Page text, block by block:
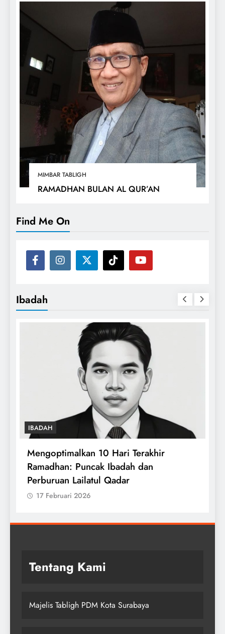
MIMBAR TABLIGH
RAMADHAN BULAN AL QUR’AN
Find Me On
Ibadah
IBADAH
Tuntaskan Qiyamu Ramadhan dan
Witirmu Bersama Imam
17 Februari 2026
Tentang Kami
Majelis Tabligh PDM Kota Surabaya